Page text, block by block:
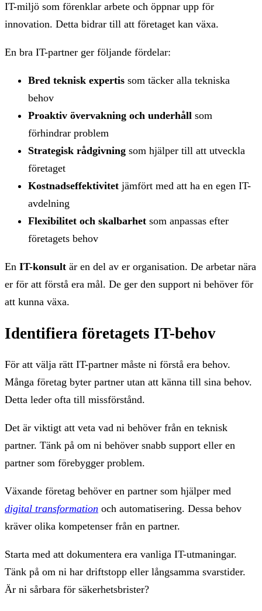
IT-miljö som förenklar arbete och öppnar upp för
innovation. Detta bidrar till att företaget kan växa.
En bra IT-partner ger följande fördelar:
Bred teknisk expertis som täcker alla tekniska
behov
Proaktiv övervakning och underhåll som
förhindrar problem
Strategisk rådgivning som hjälper till att utveckla
företaget
Kostnadseffektivitet jämfört med att ha en egen IT-
avdelning
Flexibilitet och skalbarhet som anpassas efter
företagets behov
En IT-konsult är en del av er organisation. De arbetar nära
er för att förstå era mål. De ger den support ni behöver för
att kunna växa.
Identifiera företagets IT-behov
För att välja rätt IT-partner måste ni förstå era behov.
Många företag byter partner utan att känna till sina behov.
Detta leder ofta till missförstånd.
Det är viktigt att veta vad ni behöver från en teknisk
partner. Tänk på om ni behöver snabb support eller en
partner som förebygger problem.
Växande företag behöver en partner som hjälper med
digital transformation och automatisering. Dessa behov
kräver olika kompetenser från en partner.
Starta med att dokumentera era vanliga IT-utmaningar.
Tänk på om ni har driftstopp eller långsamma svarstider.
Är ni sårbara för säkerhetsbrister?